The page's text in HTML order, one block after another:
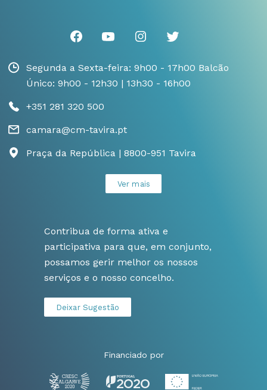
Segunda a Sexta-feira: 9h00 - 17h00 Balcão
Único: 9h00 - 12h30 | 13h30 - 16h00
+351 281 320 500
camara@cm-tavira.pt
Praça da República | 8800-951 Tavira
Ver mais
Contribua de forma ativa e
participativa para que, em conjunto,
possamos gerir melhor os nossos
serviços e o nosso concelho.
Deixar Sugestão
Financiado por